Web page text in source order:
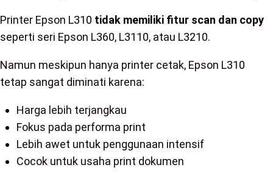
Printer Epson L310 tidak memiliki fitur scan dan copy
seperti seri Epson L360, L3110, atau L3210.
Namun meskipun hanya printer cetak, Epson L310
tetap sangat diminati karena:
Harga lebih terjangkau
Fokus pada performa print
Lebih awet untuk penggunaan intensif
Cocok untuk usaha print dokumen